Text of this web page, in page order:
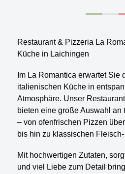
Restaurant & Pizzeria La
Küche in Laichingen
Im La Romantica erwartet Sie
italienischen Küche in
Atmosphäre. Unser
bieten eine große Auswahl
– von ofenfrischen Pizzen
bis hin zu klassischen
Mit hochwertigen Zutaten,
und viel Liebe zum Detail